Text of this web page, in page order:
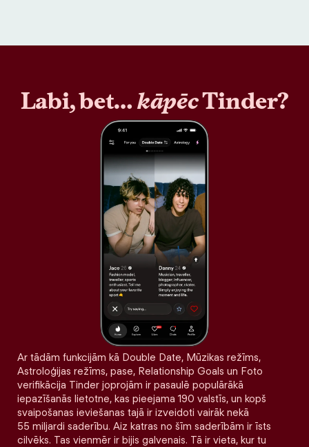
Labi, bet…kāpēcTinder?
Ar tādām funkcijām kā Double Date, Mūzikas režīms,
Astroloģijas režīms, pase, Relationship Goals un Foto
verifikācija Tinder joprojām ir pasaulē populārākā
iepazīšanās lietotne, kas pieejama 190 valstīs, un kopš
svaipošanas ieviešanas tajā ir izveidoti vairāk nekā
55 miljardi saderību. Aiz katras no šīm saderībām ir īsts
cilvēks. Tas vienmēr ir bijis galvenais. Tā ir vieta, kur tu